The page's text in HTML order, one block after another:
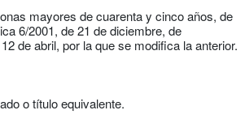
mayores de cuarenta y cinco años, de
6/2001, de 21 de diciembre, de
de abril, por la que se modifica la anterior.
o título equivalente.